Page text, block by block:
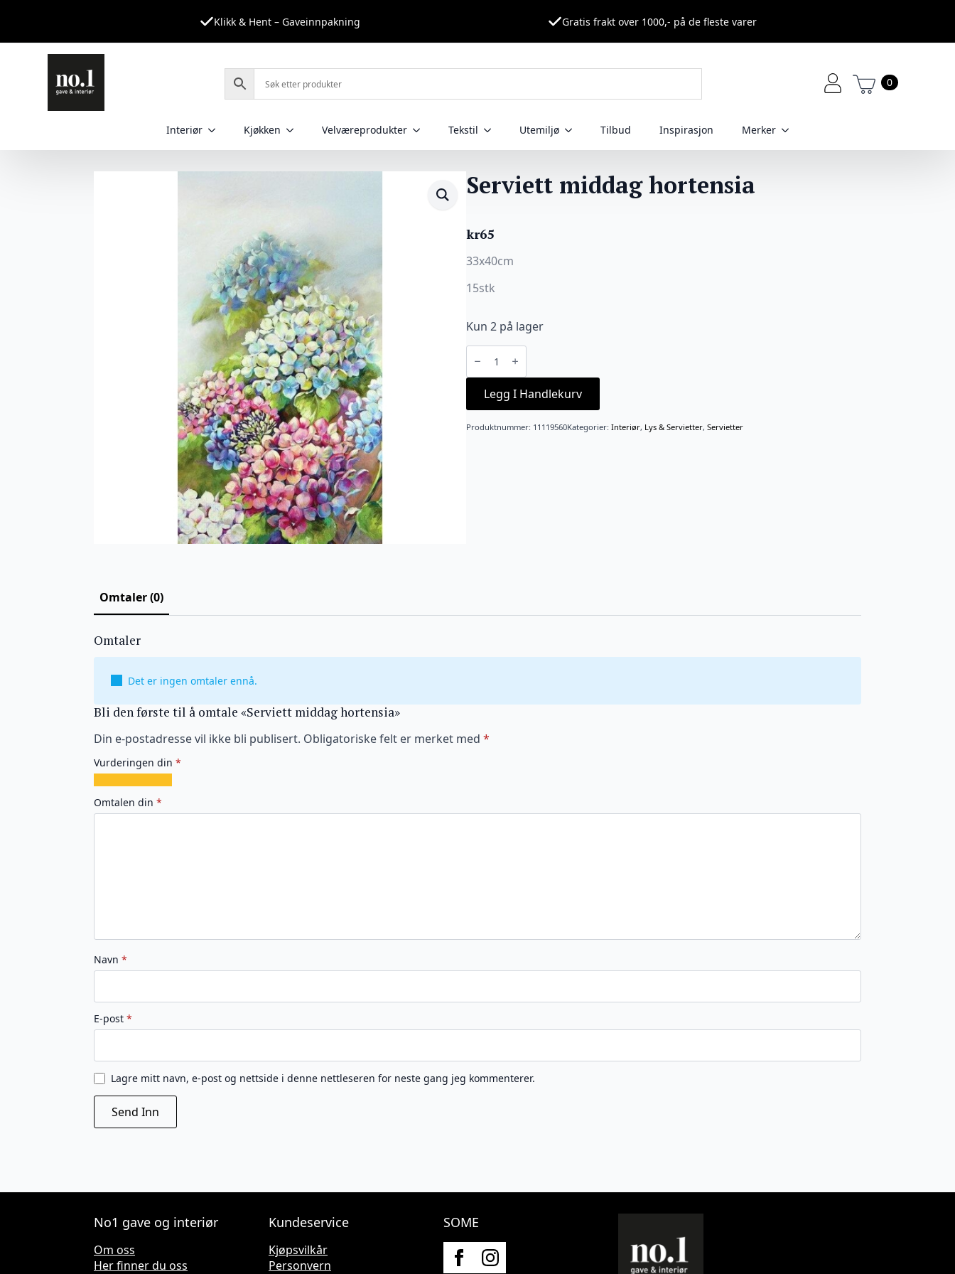
Klikk & Hent – Gaveinnpakning Gratis frakt over 1000,- på de fleste varer
0
Interiør Kjøkken Velværeprodukter Tekstil Utemiljø Tilbud Inspirasjon Merker
Serviett middag hortensia
kr65
33x40cm
15stk
Kun 2 på lager
Serviett
middag
hortensia
antall
Legg I Handlekurv
Produktnummer: 11119560Kategorier: Interiør, Lys & Servietter, Servietter
Omtaler (0)
Omtaler
Det er ingen omtaler ennå.
Bli den første til å omtale «Serviett middag hortensia»
Din e-postadresse vil ikke bli publisert. Obligatoriske felt er merket med *
Vurderingen din *
av
5
av
5
av
5
av
5
av
5
Omtalen din *
Navn *
E-post *
Lagre mitt navn, e-post og nettside i denne nettleseren for neste gang jeg kommenterer.
No1 gave og interiør
Om oss
Her finner du oss
Kundeservice
Kjøpsvilkår
Personvern
SOME